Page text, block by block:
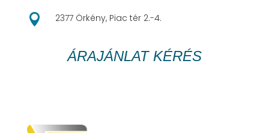
 2377 Örkény, Piac tér 2.-4.
ÁRAJÁNLAT KÉRÉS